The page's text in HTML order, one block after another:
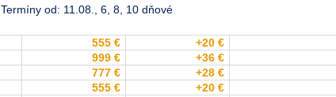
Termíny od: 11.08., 6, 8, 10 dňové
555 €
+20 €
999 €
+36 €
777 €
+28 €
555 €
+20 €